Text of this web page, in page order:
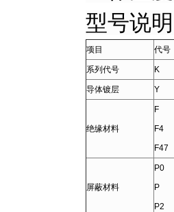
型号说
项目 代号
系列代号 K
导体镀层 Y
绝缘材料
F
F4
F47
屏蔽材料
P0
P
P2